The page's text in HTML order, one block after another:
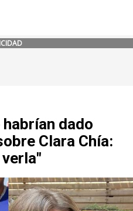
dado
Clara Chía: